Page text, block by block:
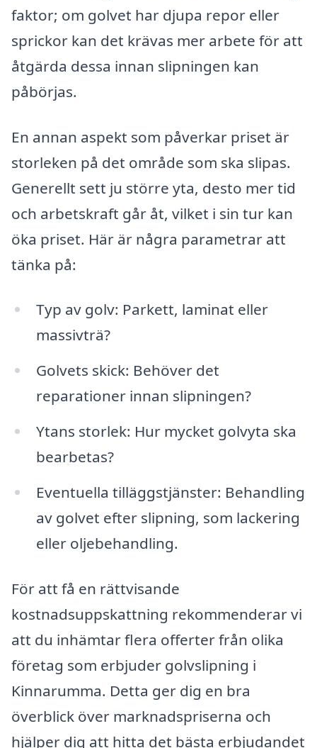
faktor; om golvet har djupa repor eller
sprickor kan det krävas mer arbete för att
åtgärda dessa innan slipningen kan
påbörjas.
En annan aspekt som påverkar priset är
storleken på det område som ska slipas.
Generellt sett ju större yta, desto mer tid
och arbetskraft går åt, vilket i sin tur kan
öka priset. Här är några parametrar att
tänka på:
Typ av golv: Parkett, laminat eller
massivträ?
Golvets skick: Behöver det
reparationer innan slipningen?
Ytans storlek: Hur mycket golvyta ska
bearbetas?
Eventuella tilläggstjänster: Behandling
av golvet efter slipning, som lackering
eller oljebehandling.
För att få en rättvisande
kostnadsuppskattning rekommenderar vi
att du inhämtar flera offerter från olika
företag som erbjuder golvslipning i
Kinnarumma. Detta ger dig en bra
överblick över marknadspriserna och
hjälper dig att hitta det bästa erbjudandet